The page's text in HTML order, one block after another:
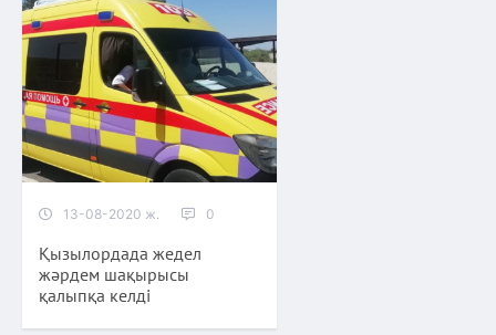
13-08-2020 ж. 0
Қызылордада жедел
жәрдем шақырысы
қалыпқа келді